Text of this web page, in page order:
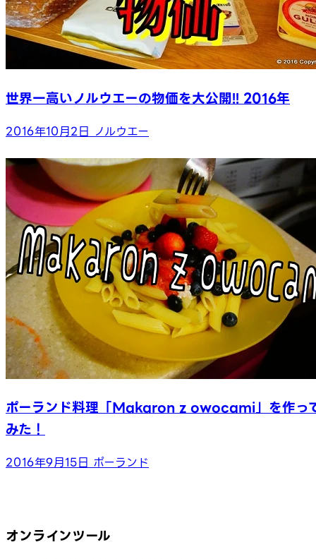
世界一高いノルウエーの物価を大公開!! 2016年
2016年10月2日 ノルウエー
ポーランド料理「Makaron z owocami」を作っ
みた！
2016年9月15日 ポーランド
オンラインツール